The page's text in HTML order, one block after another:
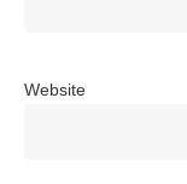
Website